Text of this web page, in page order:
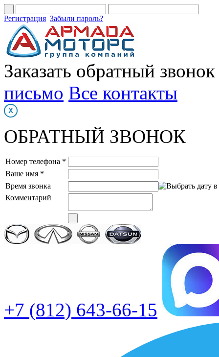
Регистрация Забыли пароль?
Заказать обратный звонок
письмо Все контакты
ОБРАТНЫЙ ЗВОНОК
Номер телефона *
Ваше имя *
Время звонка
Комментарий
+7 (812) 643-66-15